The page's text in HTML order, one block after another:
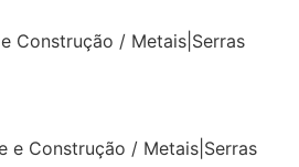
Construção / Metais|Serras
e Construção / Metais|Serras